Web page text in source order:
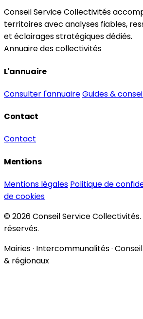
Conseil Service Collectivités
territoires avec analyses fiables,
et éclairages stratégiques dédiés.
Annuaire des collectivités
L'annuaire
Consulter l'annuaireGuides &
Contact
Contact
Mentions
Mentions légales Politique de
de cookies
© 2026 Conseil Service
réservés.
Mairies · Intercommunalités ·
& régionaux